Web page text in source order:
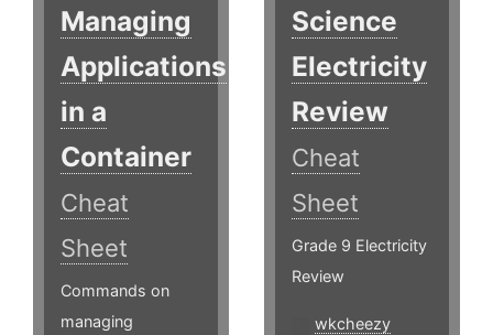
Managing
Applications
in a
Container
Cheat
Sheet
Commands on
managing
Science
Electricity
Review
Cheat
Sheet
Grade 9 Electricity
Review
wkcheezy